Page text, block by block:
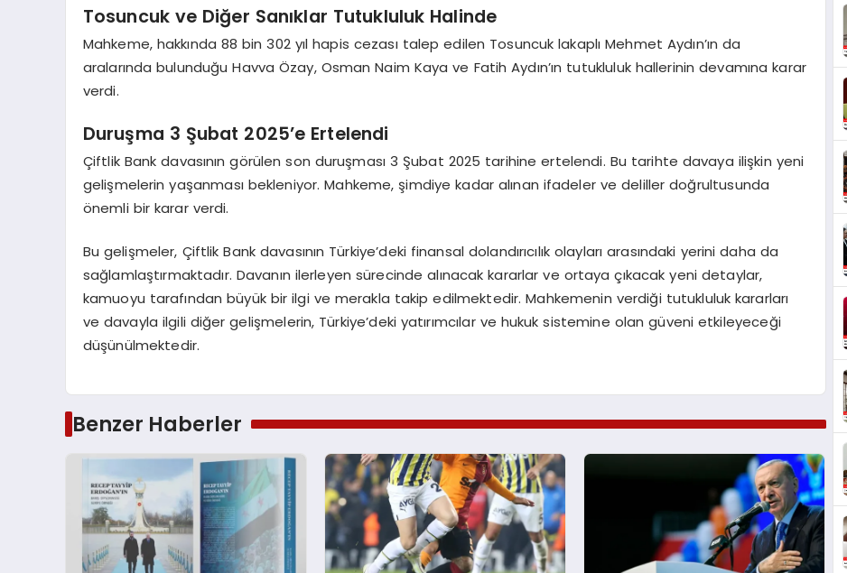
Tosuncuk ve Diğer Sanıklar Tutukluluk Halinde
Mahkeme, hakkında 88 bin 302 yıl hapis cezası talep edilen Tosuncuk lakaplı Mehmet Aydın’ın da
aralarında bulunduğu Havva Özay, Osman Naim Kaya ve Fatih Aydın’ın tutukluluk hallerinin devamına karar
verdi.
Duruşma 3 Şubat 2025’e Ertelendi
Çiftlik Bank davasının görülen son duruşması 3 Şubat 2025 tarihine ertelendi. Bu tarihte davaya ilişkin yeni
gelişmelerin yaşanması bekleniyor. Mahkeme, şimdiye kadar alınan ifadeler ve deliller doğrultusunda
önemli bir karar verdi.
Bu gelişmeler, Çiftlik Bank davasının Türkiye’deki finansal dolandırıcılık olayları arasındaki yerini daha da
sağlamlaştırmaktadır. Davanın ilerleyen sürecinde alınacak kararlar ve ortaya çıkacak yeni detaylar,
kamuoyu tarafından büyük bir ilgi ve merakla takip edilmektedir. Mahkemenin verdiği tutukluluk kararları
ve davayla ilgili diğer gelişmelerin, Türkiye’deki yatırımcılar ve hukuk sistemine olan güveni etkileyeceği
düşünülmektedir.
Benzer Haberler